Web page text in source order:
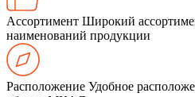
Ассортимент Широкий
наименований продукции
Расположение Удобное